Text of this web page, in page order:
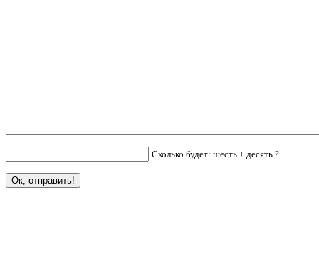
Сколько будет: шесть + десять ?